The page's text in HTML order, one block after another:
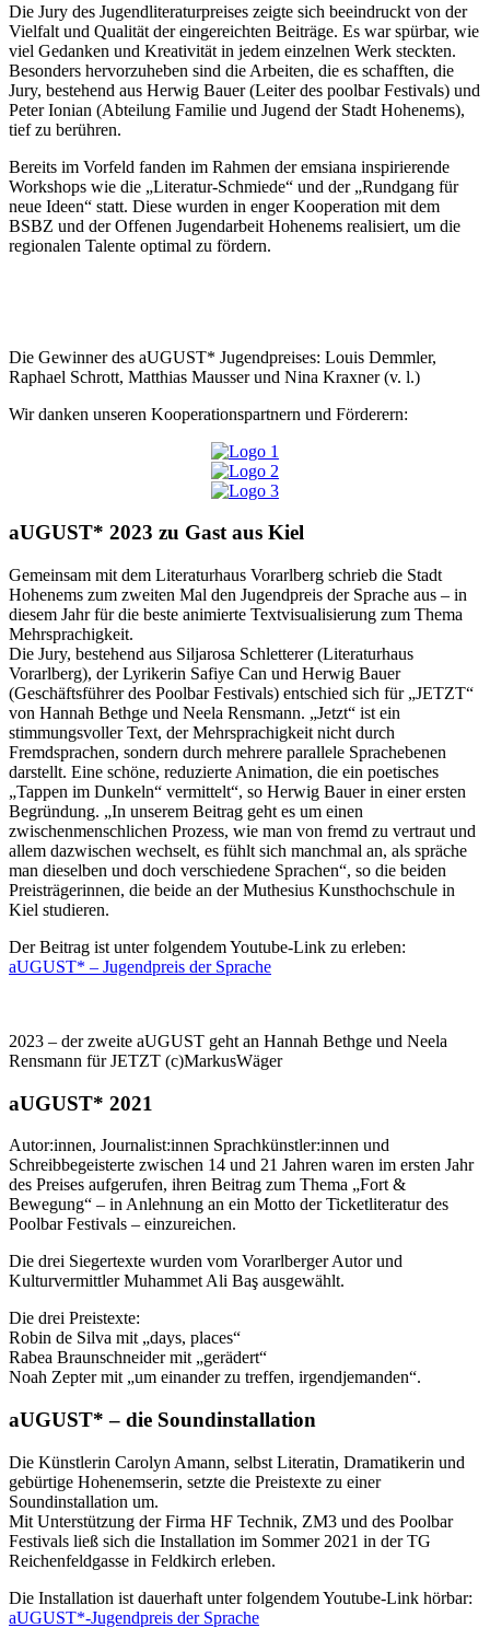
Die Jury des Jugendliteraturpreises zeigte sich beeindruckt von der
Vielfalt und Qualität der eingereichten Beiträge. Es war spürbar, wie
viel Gedanken und Kreativität in jedem einzelnen Werk steckten.
Besonders hervorzuheben sind die Arbeiten, die es schafften, die
Jury, bestehend aus Herwig Bauer (Leiter des poolbar Festivals) und
Peter Ionian (Abteilung Familie und Jugend der Stadt Hohenems),
tief zu berühren.
Bereits im Vorfeld fanden im Rahmen der emsiana inspirierende
Workshops wie die „Literatur-Schmiede“ und der „Rundgang für
neue Ideen“ statt. Diese wurden in enger Kooperation mit dem
BSBZ und der Offenen Jugendarbeit Hohenems realisiert, um die
regionalen Talente optimal zu fördern.
Die Gewinner des aUGUST* Jugendpreises: Louis Demmler,
Raphael Schrott, Matthias Mausser und Nina Kraxner (v. l.)
Wir danken unseren Kooperationspartnern und Förderern:
aUGUST* 2023 zu Gast aus Kiel
Gemeinsam mit dem Literaturhaus Vorarlberg schrieb die Stadt
Hohenems zum zweiten Mal den Jugendpreis der Sprache aus – in
diesem Jahr für die beste animierte Textvisualisierung zum Thema
Mehrsprachigkeit.
Die Jury, bestehend aus Siljarosa Schletterer (Literaturhaus
Vorarlberg), der Lyrikerin Safiye Can und Herwig Bauer
(Geschäftsführer des Poolbar Festivals) entschied sich für „JETZT“
von Hannah Bethge und Neela Rensmann. „Jetzt“ ist ein
stimmungsvoller Text, der Mehrsprachigkeit nicht durch
Fremdsprachen, sondern durch mehrere parallele Sprachebenen
darstellt. Eine schöne, reduzierte Animation, die ein poetisches
„Tappen im Dunkeln“ vermittelt“, so Herwig Bauer in einer ersten
Begründung. „In unserem Beitrag geht es um einen
zwischenmenschlichen Prozess, wie man von fremd zu vertraut und
allem dazwischen wechselt, es fühlt sich manchmal an, als spräche
man dieselben und doch verschiedene Sprachen“, so die beiden
Preisträgerinnen, die beide an der Muthesius Kunsthochschule in
Kiel studieren.
Der Beitrag ist unter folgendem Youtube-Link zu erleben:
aUGUST* – Jugendpreis der Sprache
2023 – der zweite aUGUST geht an Hannah Bethge und Neela
Rensmann für JETZT (c)MarkusWäger
aUGUST* 2021
Autor:innen, Journalist:innen Sprachkünstler:innen und
Schreibbegeisterte zwischen 14 und 21 Jahren waren im ersten Jahr
des Preises aufgerufen, ihren Beitrag zum Thema „Fort &
Bewegung“ – in Anlehnung an ein Motto der Ticketliteratur des
Poolbar Festivals – einzureichen.
Die drei Siegertexte wurden vom Vorarlberger Autor und
Kulturvermittler Muhammet Ali Baş ausgewählt.
Die drei Preistexte:
Robin de Silva mit „days, places“
Rabea Braunschneider mit „gerädert“
Noah Zepter mit „um einander zu treffen, irgendjemanden“.
aUGUST* – die Soundinstallation
Die Künstlerin Carolyn Amann, selbst Literatin, Dramatikerin und
gebürtige Hohenemserin, setzte die Preistexte zu einer
Soundinstallation um.
Mit Unterstützung der Firma HF Technik, ZM3 und des Poolbar
Festivals ließ sich die Installation im Sommer 2021 in der TG
Reichenfeldgasse in Feldkirch erleben.
Die Installation ist dauerhaft unter folgendem Youtube-Link hörbar:
aUGUST*-Jugendpreis der Sprache